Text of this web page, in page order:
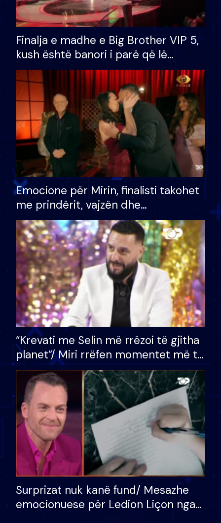
Finalja e madhe e Big Brother VIP 5,
kush është banori i parë që lë
shtëpinë dhe humb mundësinë për
të fituar çmimin e madh
Emocione për Mirin, finalisti takohet
me prindërit, vajzën dhe
bashkëshorten: S’kemi ndonjë letër
divorci apo jo?
“Krevati me Selin më rrëzoi të gjitha
planet”/ Miri rrëfen momentet më të
bukura në shtëpinë e BB VIP: Do më
mungojë zilja e mëngjesit kur…
Surprizat nuk kanë fund/ Mesazhe
emocionuese për Ledion Liçon nga